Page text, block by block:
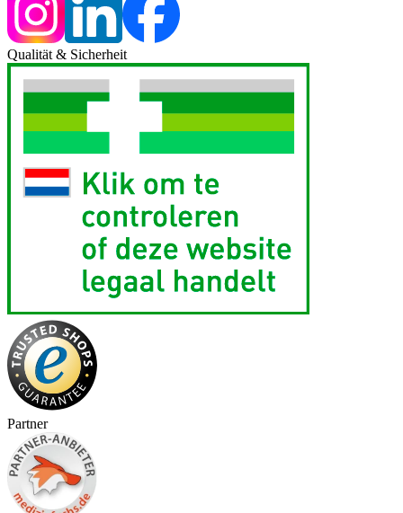
Qualität & Sicherheit
Partner